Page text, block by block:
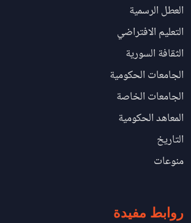
العطل الرسمية
التعليم الافتراضي
الثقافة السورية
الجامعات الحكومية
الجامعات الخاصة
المعاهد الحكومية
التاريخ
منوعات
روابط مفيدة